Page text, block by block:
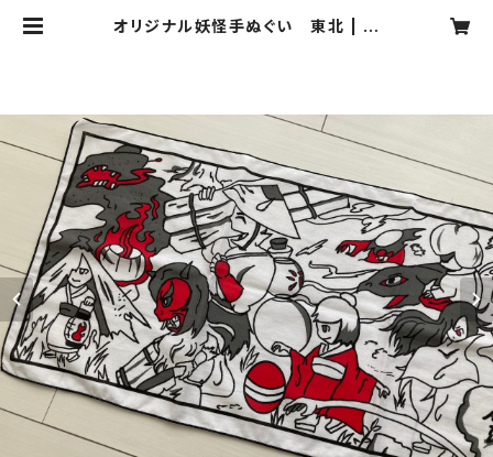
オリジナル妖怪手ぬぐい 東北 | 妖